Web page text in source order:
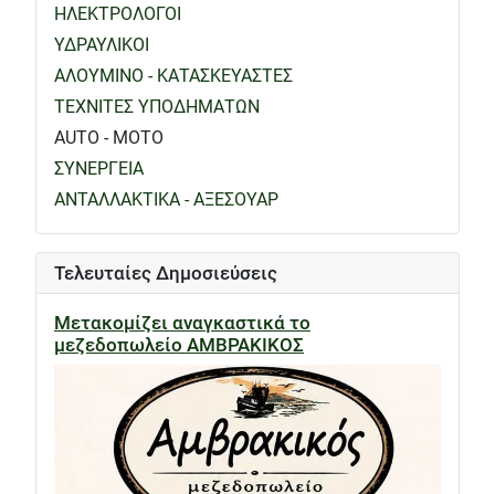
ΗΛΕΚΤΡΟΛΟΓΟΙ
ΥΔΡΑΥΛΙΚΟΙ
ΑΛΟΥΜΙΝΟ - ΚΑΤΑΣΚΕΥΑΣΤΕΣ
ΤΕΧΝΙΤΕΣ ΥΠΟΔΗΜΑΤΩΝ
AUTO - MOTO
ΣΥΝΕΡΓΕΙΑ
ΑΝΤΑΛΛΑΚΤΙΚΑ - ΑΞΕΣΟΥΑΡ
Τελευταίες Δημοσιεύσεις
Μετακομίζει αναγκαστικά το
μεζεδοπωλείο ΑΜΒΡΑΚΙΚΟΣ